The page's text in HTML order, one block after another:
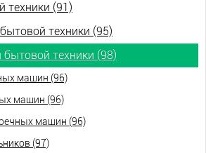
техники (91)
техники (95)
техники (98)
машин (96)
машин (96)
машин (96)
(97)